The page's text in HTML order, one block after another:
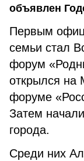
объявлен
Первым
семьи стал
форум
открылся на
форуме
Затем
города.
Среди них